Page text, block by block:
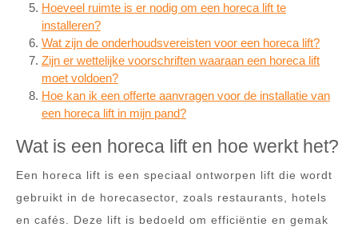
Hoeveel ruimte is er nodig om een ​​horeca lift te
installeren?
Wat zijn de onderhoudsvereisten voor een horeca lift?
Zijn er wettelijke voorschriften waaraan een horeca lift
moet voldoen?
Hoe kan ik een offerte aanvragen voor de installatie van
een horeca lift in mijn pand?
Wat is een horeca lift en hoe werkt het?
Een horeca lift is een speciaal ontworpen lift die wordt
gebruikt in de horecasector, zoals restaurants, hotels
en cafés. Deze lift is bedoeld om efficiëntie en gemak